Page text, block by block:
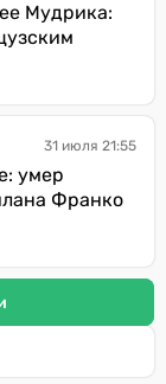
Мудрика:
31 июля 21:55
умер
Франко